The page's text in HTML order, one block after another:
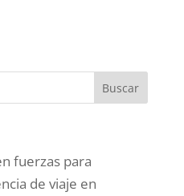
fuerzas para
de viaje en